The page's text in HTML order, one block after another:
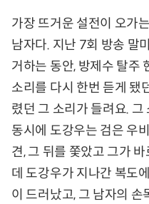
가장 뜨거운 설전이 오가
남자다. 지난 7회 방송 말
거하는 동안, 방제수 탈주
소리를 다시 한번 듣게 됐
렸던 그 소리가 들려요.
동시에 도강우는 검은 우
견, 그 뒤를 쫓았고 그가
데 도강우가 지나간 복도
이 드러났고, 그 남자의 손